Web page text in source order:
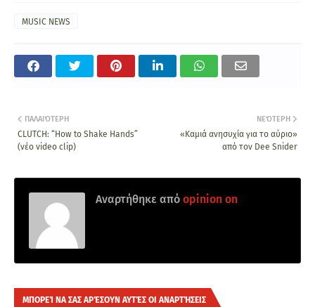
MUSIC NEWS
ΝΕΌΤΕΡΗ
«Καμιά ανησυχία για το αύριο»
από τον Dee Snider
ΠΑΛΑΙΌΤΕΡΗ
CLUTCH: “How to Shake Hands”
(νέο video clip)
Αναρτήθηκε από opinion on
ΜΠΟΡΕΊ ΝΑ ΣΑΣ ΑΡΈΣΟΥΝ ΑΥΤΈΣ ΟΙ ΑΝΑΡΤΉΣΕΙΣ